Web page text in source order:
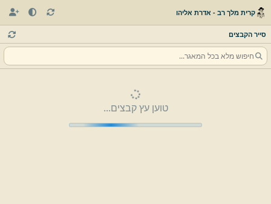
קרית מלך רב - אדרת אליהו
סייר הקבצים
טוען עץ קבצים...